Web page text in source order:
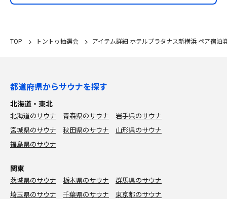
TOP トントゥ抽選会 アイテム詳細 ホテルプラタナス新横浜 ペア宿泊
都道府県からサウナを探す
北海道・東北
北海道のサウナ 青森県のサウナ
岩手県のサウナ
宮城県のサウナ
秋田県のサウナ
山形県のサウナ
福島県のサウナ
関東
茨城県のサウナ 栃木県のサウナ
群馬県のサウナ
埼玉県のサウナ
千葉県のサウナ
東京都のサウナ